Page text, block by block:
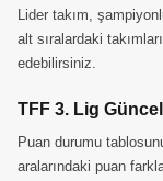
Lider takım,
alt sıralardaki
edebilirsiniz.
TFF 3. Lig
Puan durumu
aralarındaki puan